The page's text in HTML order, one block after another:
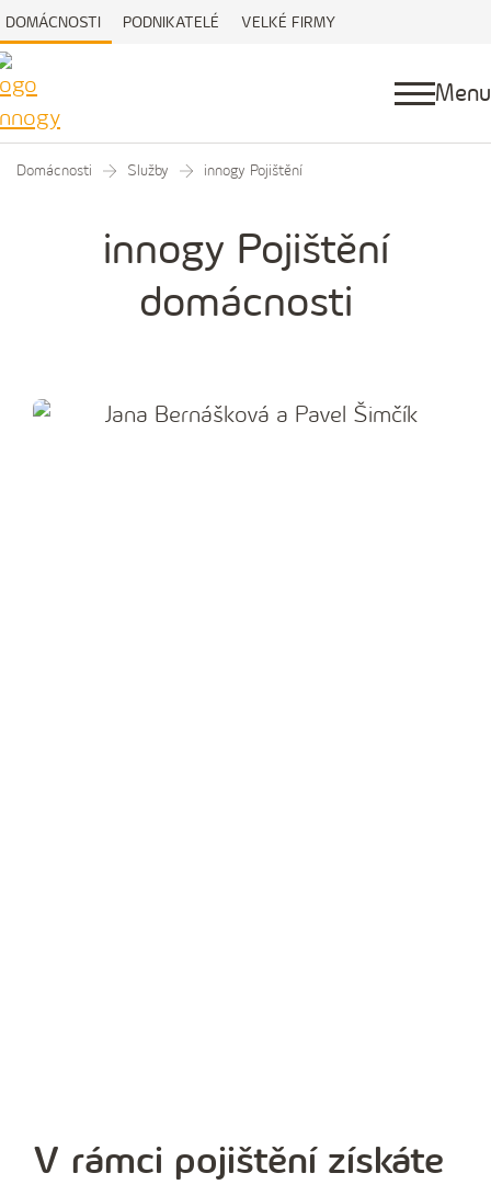
DOMÁCNOSTI PODNIKATELÉ VELKÉ FIRMY
Menu
Domácnosti Služby innogy Pojištění
innogy Pojištění
domácnosti
pomůžeme vám
V rámci pojištění získáte